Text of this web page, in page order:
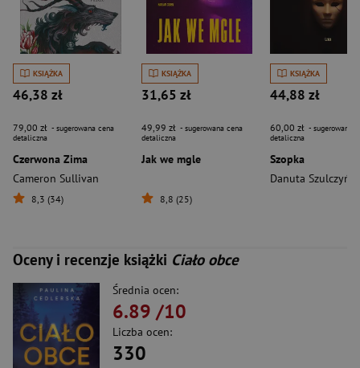
KSIĄŻKA
46,38 zł
79,00 zł - sugerowana cena
detaliczna
Czerwona Zima
Cameron Sullivan
8,3 (34)
KSIĄŻKA
31,65 zł
49,99 zł - sugerowana cena
detaliczna
Jak we mgle
8,8 (25)
KSIĄŻKA
44,88 zł
60,00 zł - sugerowana
detaliczna
Szopka
Oceny i recenzje książki Ciało obce
Średnia ocen:
6.89 /10
Liczba ocen:
330